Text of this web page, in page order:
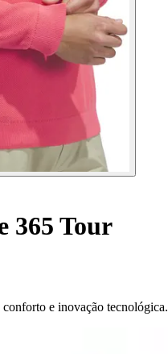
365 Tour
e inovação tecnológica.